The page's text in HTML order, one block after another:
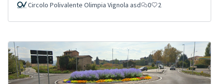
Circolo Polivalente Olimpia Vignola asd 0 2